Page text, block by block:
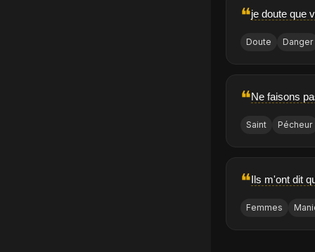
❝je doute que
Doute Danger
❝Ne faisons
Saint Pécheur
❝Ils m'ont dit
Femmes